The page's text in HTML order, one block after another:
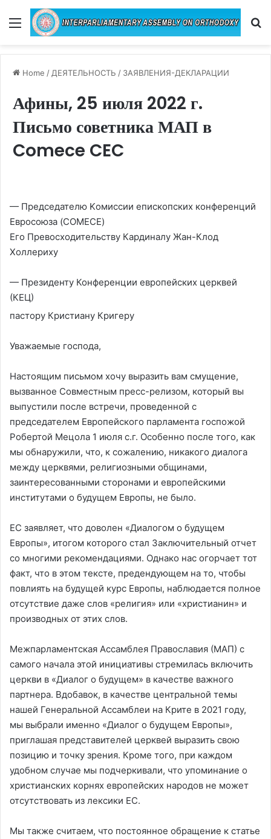
Menu
Home / ДЕЯТЕЛЬНОСТЬ / ЗАЯВЛЕНИЯ-ДЕКЛАРАЦИИ
Афины, 25 июля 2022 г.
Письмо советника МАП в
Comece CEC
— Председателю Kомиссии епископских конференций
Евросоюза (COMECE)
Его Превосходительству Кардиналу Жан-Клод
Холлериху
— Президенту Конференции европейских церквей
(КЕЦ)
пастору Кристиану Кригеру
Уважаемые господа,
Настоящим письмом хочу выразить вам смущение,
вызванное Совместным пресс-релизом, который вы
выпустили после встречи, проведенной с
председателем Европейского парламента госпожой
Робертой Мецола 1 июля с.г. Особенно после того, как
мы обнаружили, что, к сожалению, никакого диалога
между церквями, религиозными общинами,
заинтересованными сторонами и европейскими
институтами о будущем Европы, не было.
ЕС заявляет, что доволен «Диалогом о будущем
Европы», итогом которого стал Заключительный отчет
со многими рекомендациями. Однако нас огорчает тот
факт, что в этом тексте, предендующем на то, чтобы
повлиять на будущей курс Европы, наблюдается полное
отсутствие даже слов «религия» или «христианин» и
производных от этих слов.
Межпарламентская Ассамблея Православия (МАП) с
самого начала этой инициативы стремилась включить
церкви в «Диалог о будущем» в качестве важного
партнера. Вдобавок, в качестве центральной темы
нашей Генеральной Ассамблеи на Крите в 2021 году,
мы выбрали именно «Диалог о будущем Европы»,
приглашая представителей церквей выразить свою
позицию и точку зрения. Кроме того, при каждом
удобном случае мы подчеркивали, что упоминание о
христианских корнях европейских народов не может
отсутствовать из лексики ЕС.
Мы также считаем, что постоянное обращение к статье